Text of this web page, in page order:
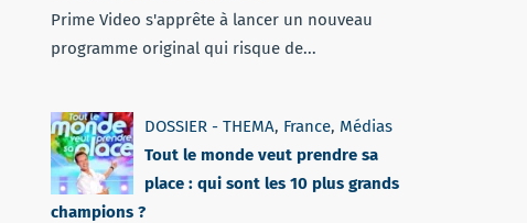
Prime Video s'apprête à lancer un nouveau
programme original qui risque de...
DOSSIER - THEMA, France, Médias
Tout le monde veut prendre sa
place : qui sont les 10 plus grands
champions ?